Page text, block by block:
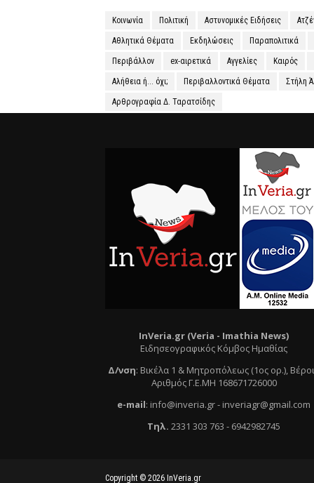
Κοινωνία Πολιτική Αστυνομικές Ειδήσεις
Αθλητικά Θέματα Εκδηλώσεις Παραπολιτικά
Περιβάλλον ex-αιρετικά Αγγελίες Καιρός
Αλήθεια ή... όχι; Περιβαλλοντικά Θέματα Στήλη
Αρθρογραφία Δ. Ταρατσίδης
InVeria.gr (Veria - Ιmathia News)
Ειδησεογραφικός Κόμβος Ημαθίας
Δ/νση: Βικέλα 1 & Μητροπόλεως (1ος ορ.),
Αριθμός Γ.Ε.ΜΗ 168671726000
e-mail: info@inveria.gr- inveriagr@gmail.com
Τηλ. 2331 303 763 - 6942982745
Copyright © 2026 InVeria.gr